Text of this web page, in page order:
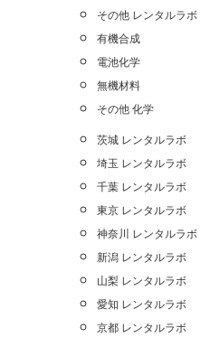
その他 レンタルラボ
有機合成
電池化学
無機材料
その他 化学
茨城 レンタルラボ
埼玉 レンタルラボ
千葉 レンタルラボ
東京 レンタルラボ
神奈川 レンタルラボ
新潟 レンタルラボ
山梨 レンタルラボ
愛知 レンタルラボ
京都 レンタルラボ